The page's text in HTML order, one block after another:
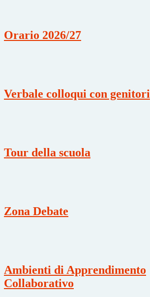
Orario 2026/27
Verbale colloqui con genitori
Tour della scuola
Zona Debate
Ambienti di Apprendimento
Collaborativo